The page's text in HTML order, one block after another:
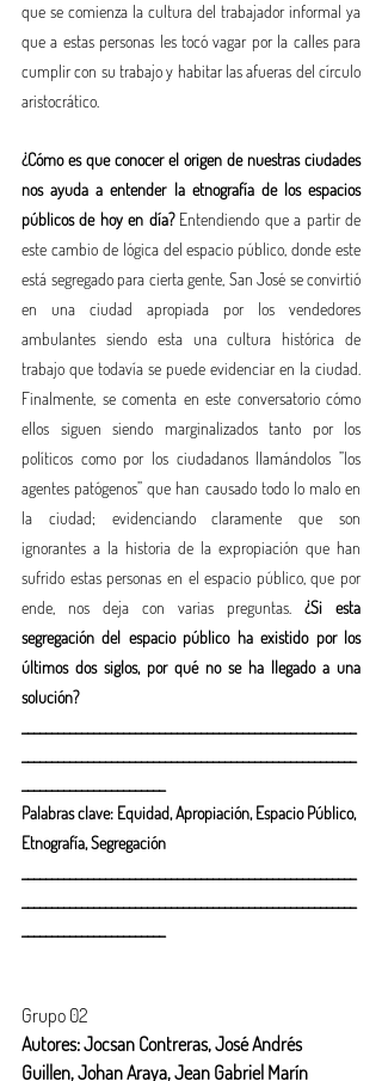
que se comienza la cultura del trabajador informal ya
que a estas personas les tocó vagar por la calles para
cumplir con su trabajo y habitar las afueras del círculo
aristocrático.
¿Cómo es que conocer el origen de nuestras ciudades
nos ayuda a entender la etnografía de los espacios
públicos de hoy en día? Entendiendo que a partir de
este cambio de lógica del espacio público, donde este
está segregado para cierta gente, San José se convirtió
en una ciudad apropiada por los vendedores
ambulantes siendo esta una cultura histórica de
trabajo que todavía se puede evidenciar en la ciudad.
Finalmente, se comenta en este conversatorio cómo
ellos siguen siendo marginalizados tanto por los
políticos como por los ciudadanos llamándolos ”los
agentes patógenos” que han causado todo lo malo en
la ciudad; evidenciando claramente que son
ignorantes a la historia de la expropiación que han
sufrido estas personas en el espacio público, que por
ende, nos deja con varias preguntas.
¿Si esta
segregación del espacio público ha existido por los
últimos dos siglos, por qué no se ha llegado a una
solución?
________________________________________________________
________________________________________________________
________________________
Palabras clave: Equidad, Apropiación, Espacio Público,
Etnografía, Segregación
________________________________________________________
________________________________________________________
________________________
Grupo 02
Autores: Jocsan Contreras, José Andrés
Guillen, Johan Araya, Jean Gabriel Marín